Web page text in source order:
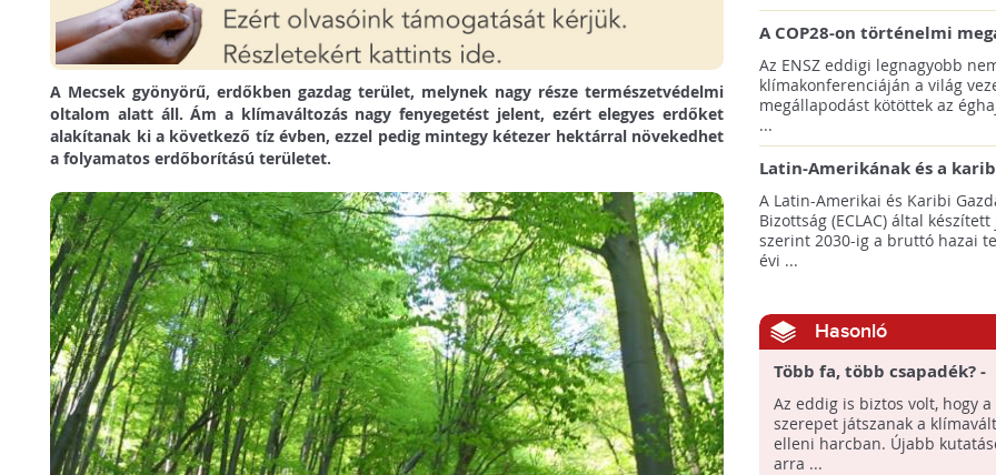
A Mecsek gyönyörű, erdőkben gazdag terület, melynek nagy része természetvédelmi
oltalom alatt áll. Ám a klímaváltozás nagy fenyegetést jelent, ezért elegyes erdőket
alakítanak ki a következő tíz évben, ezzel pedig mintegy kétezer hektárral növekedhet
a folyamatos erdőborítású területet.
A COP28-on történelmi
született! - Összefoglaló az
klímacsúcsáról
Az ENSZ eddigi legnagyobb
klímakonferenciáján a világ
megállapodást kötöttek az
...
Latin-Amerikának és a
térségnek növelniük kell
az éghajlatvédelmi célok
A Latin-Amerikai és Karibi
Bizottság (ECLAC) által
szerint 2030-ig a bruttó hazai
évi ...
Hasonló
Több fa, több csapadék? -
Jelentősen befolyásolják
időjárásunkat
Az eddig is biztos volt, hogy
szerepet játszanak a
elleni harcban. Újabb
arra ...